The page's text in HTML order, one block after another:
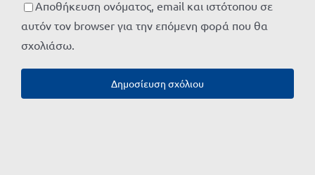
Αποθήκευση ονόματος, email και ιστότοπου σε
αυτόν τον browser για την επόμενη φορά που θα
σχολιάσω.